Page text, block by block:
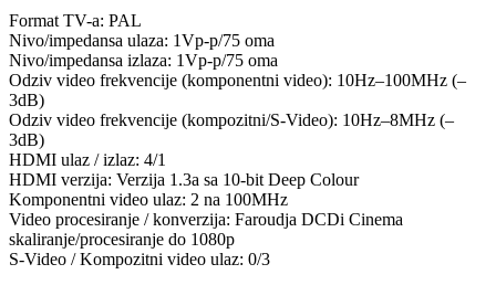
Format TV-a: PAL
Nivo/impedansa ulaza: 1Vp-p/75 oma
Nivo/impedansa izlaza: 1Vp-p/75 oma
Odziv video frekvencije (komponentni video): 10Hz–100MHz (–
3dB)
Odziv video frekvencije (kompozitni/S-Video): 10Hz–8MHz (–
3dB)
HDMI ulaz / izlaz: 4/1
HDMI verzija: Verzija 1.3a sa 10-bit Deep Colour
Komponentni video ulaz: 2 na 100MHz
Video procesiranje / konverzija: Faroudja DCDi Cinema
skaliranje/procesiranje do 1080p
S-Video / Kompozitni video ulaz: 0/3